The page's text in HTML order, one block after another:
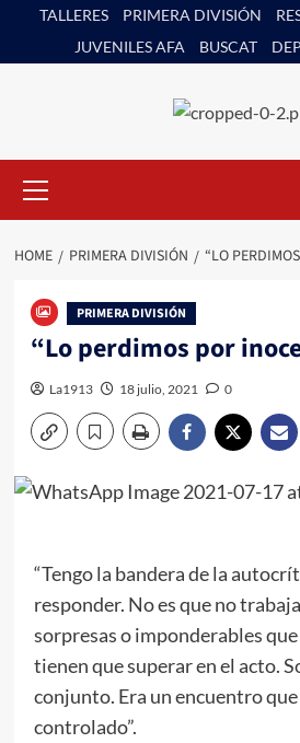
content
TALLERES PRIMERA DIVISIÓN
JUVENILES AFA
BUSCAT
Menu
HOME PRIMERA DIVISIÓN “LO
PRIMERA DIVISIÓN
“Lo perdimos por
La1913 18 julio, 2021 0
“Tengo la bandera de la
responder. No es que no
sorpresas o imponderables
tienen que superar en el acto.
conjunto. Era un encuentro
controlado”.